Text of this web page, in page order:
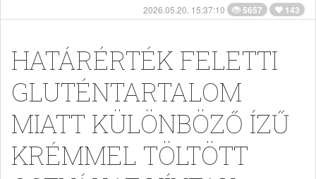
2026.05.20. 15:37:10 5657 143
HATÁRÉRTÉK FELETTI
GLUTÉNTARTALOM
MIATT KÜLÖNBÖZŐ ÍZŰ
KRÉMMEL TÖLTÖTT